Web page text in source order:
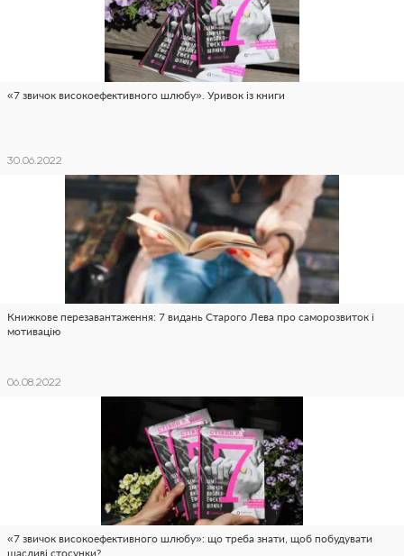
«7 звичок високоефективного шлюбу». Уривок із книги
30.06.2022
Книжкове перезавантаження: 7 видань Старого Лева про саморозвиток і
мотивацію
06.08.2022
«7 звичок високоефективного шлюбу»: що треба знати, щоб побудувати
щасливі стосунки?